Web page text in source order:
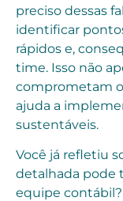
preciso dessas
identificar
rápidos e,
time. Isso não
comprometam
ajuda a
sustentáveis.
Você já refletiu
detalhada pode
equipe